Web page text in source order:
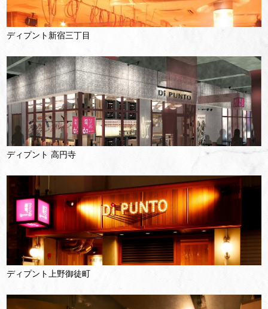
ディプント新宿三丁目
ディプント 高円寺
ディプント上野御徒町